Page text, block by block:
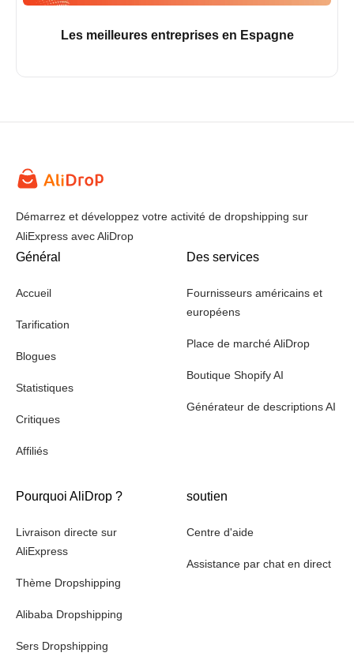
Les meilleures entreprises en Espagne
Démarrez et développez votre activité de dropshipping sur
AliExpress avec AliDrop
Général
Accueil
Tarification
Blogues
Statistiques
Critiques
Affiliés
Des services
Fournisseurs américains et
européens
Place de marché AliDrop
Boutique Shopify AI
Générateur de descriptions AI
Pourquoi AliDrop ?
Livraison directe sur
AliExpress
Thème Dropshipping
Alibaba Dropshipping
Sers Dropshipping
soutien
Centre d'aide
Assistance par chat en direct